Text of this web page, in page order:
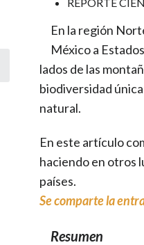
En la región
México a
lados de las
biodiversidad
natural.
En este artículo
haciendo en otros
países.
Se comparte la
Resumen